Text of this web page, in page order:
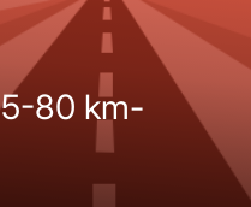
80 km-